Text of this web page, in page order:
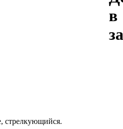
стрелкующийся.